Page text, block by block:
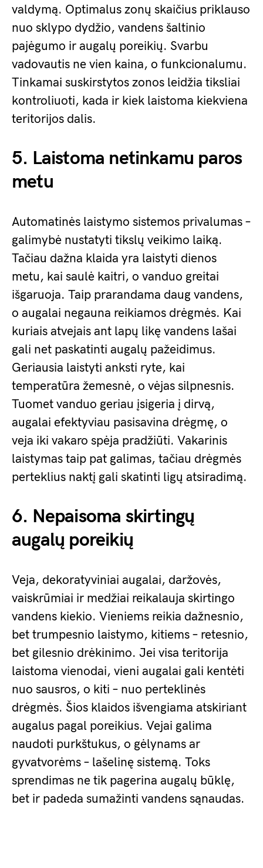
valdymą. Optimalus zonų skaičius priklauso
nuo sklypo dydžio, vandens šaltinio
pajėgumo ir augalų poreikių. Svarbu
vadovautis ne vien kaina, o funkcionalumu.
Tinkamai suskirstytos zonos leidžia tiksliai
kontroliuoti, kada ir kiek laistoma kiekviena
teritorijos dalis.
5. Laistoma netinkamu paros
metu
Automatinės laistymo sistemos privalumas –
galimybė nustatyti tikslų veikimo laiką.
Tačiau dažna klaida yra laistyti dienos
metu, kai saulė kaitri, o vanduo greitai
išgaruoja. Taip prarandama daug vandens,
o augalai negauna reikiamos drėgmės. Kai
kuriais atvejais ant lapų likę vandens lašai
gali net paskatinti augalų pažeidimus.
Geriausia laistyti anksti ryte, kai
temperatūra žemesnė, o vėjas silpnesnis.
Tuomet vanduo geriau įsigeria į dirvą,
augalai efektyviau pasisavina drėgmę, o
veja iki vakaro spėja pradžiūti. Vakarinis
laistymas taip pat galimas, tačiau drėgmės
perteklius naktį gali skatinti ligų atsiradimą.
6. Nepaisoma skirtingų
augalų poreikių
Veja, dekoratyviniai augalai, daržovės,
vaiskrūmiai ir medžiai reikalauja skirtingo
vandens kiekio. Vieniems reikia dažnesnio,
bet trumpesnio laistymo, kitiems – retesnio,
bet gilesnio drėkinimo. Jei visa teritorija
laistoma vienodai, vieni augalai gali kentėti
nuo sausros, o kiti – nuo perteklinės
drėgmės. Šios klaidos išvengiama atskiriant
augalus pagal poreikius. Vejai galima
naudoti purkštukus, o gėlynams ar
gyvatvorėms – lašelinę sistemą. Toks
sprendimas ne tik pagerina augalų būklę,
bet ir padeda sumažinti vandens sąnaudas.